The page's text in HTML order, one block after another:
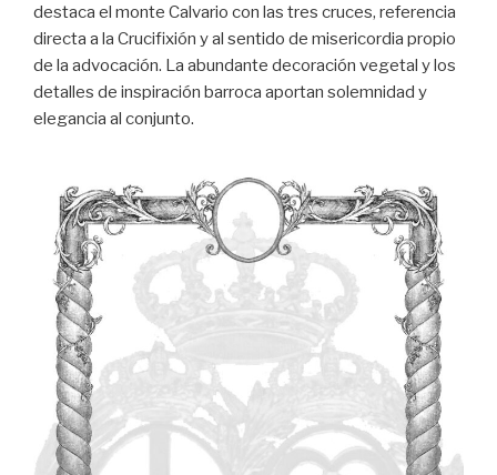
destaca el monte Calvario con las tres cruces, referencia
directa a la Crucifixión y al sentido de misericordia propio
de la advocación. La abundante decoración vegetal y los
detalles de inspiración barroca aportan solemnidad y
elegancia al conjunto.